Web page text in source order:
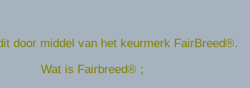
door middel van het keurmerk FairBreed®.
Wat is Fairbreed® ;